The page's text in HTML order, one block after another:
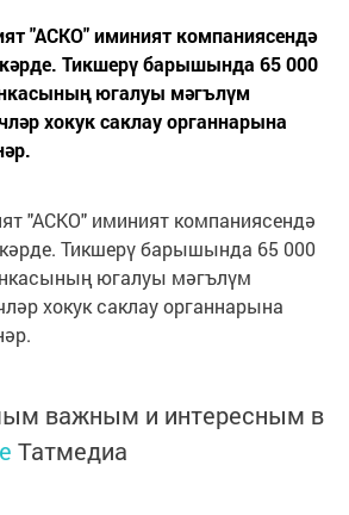
"АСКО" иминият компаниясендә
Тикшерү барышында 65 000
югалуы мәгълүм
хокук саклау органнарына
"АСКО" иминият компаниясендә
Тикшерү барышында 65 000
югалуы мәгълүм
хокук саклау органнарына
важным и интересным в
Татмедиа